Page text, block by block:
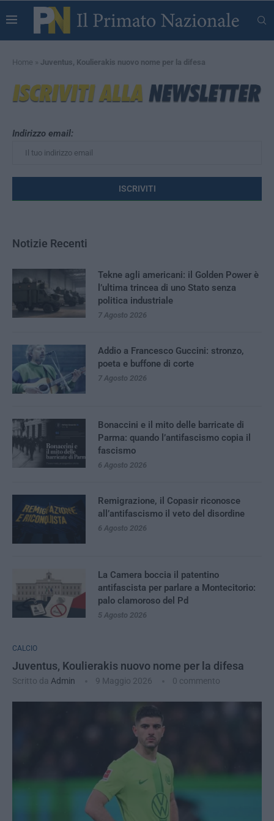
Home » Juventus, Koulierakis nuovo nome per la difesa
CALCIO
Juventus, Koulierakis nuovo nome per la difesa
Scritto da Admin 9 Maggio 2026 0 commento
Indirizzo email:
Notizie Recenti
Tekne agli americani: il Golden Power è
l’ultima trincea di uno Stato senza
politica industriale
7 Agosto 2026
Addio a Francesco Guccini: stronzo,
poeta e buffone di corte
7 Agosto 2026
Bonaccini e il mito delle barricate di
Parma: quando l’antifascismo copia il
fascismo
6 Agosto 2026
Remigrazione, il Copasir riconosce
all’antifascismo il veto del disordine
6 Agosto 2026
La Camera boccia il patentino
antifascista per parlare a Montecitorio:
palo clamoroso del Pd
5 Agosto 2026